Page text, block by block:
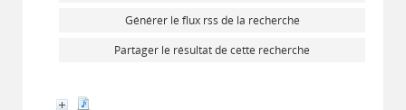
Générer le flux rss de la recherche
Partager le résultat de cette recherche